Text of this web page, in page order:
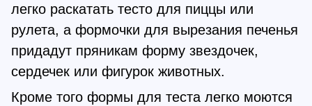
легко раскатать тесто для пиццы или
рулета, а формочки для вырезания печенья
придадут пряникам форму звездочек,
сердечек или фигурок животных.
Кроме того формы для теста легко моются